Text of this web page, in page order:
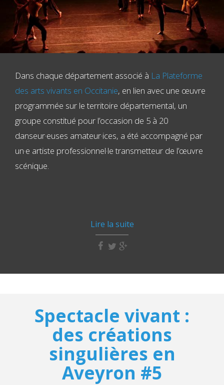
Dans chaque département associé à La Plateforme
des arts vivants en Occitanie, en lien avec une œuvre
programmée sur le territoire départemental, un
groupe constitué pour l’occasion de 5 à 20
danseur·euses amateur·ices, a été accompagné par
un·e artiste professionnel·le transmetteur de l’œuvre
scénique.
Lire la suite
Spectacle vivant :
des créations
singulières en
Aveyron #5